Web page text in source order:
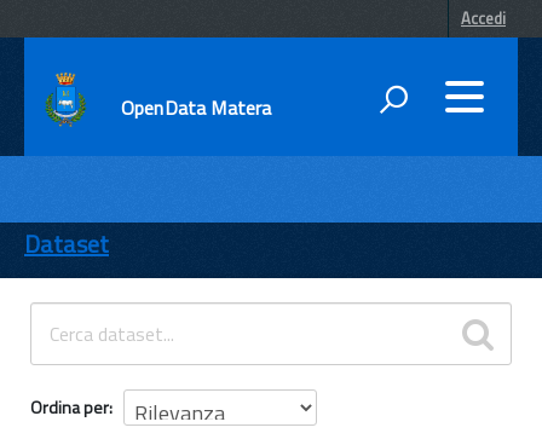
Accedi
OpenData Matera
ENTI
TEMI
INFORMAZIONI
Dataset
Ordina per